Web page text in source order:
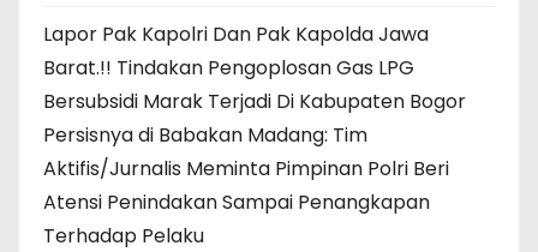
Lapor Pak Kapolri Dan Pak Kapolda Jawa
Barat.!! Tindakan Pengoplosan Gas LPG
Bersubsidi Marak Terjadi Di Kabupaten Bogor
Persisnya di Babakan Madang: Tim
Aktifis/Jurnalis Meminta Pimpinan Polri Beri
Atensi Penindakan Sampai Penangkapan
Terhadap Pelaku